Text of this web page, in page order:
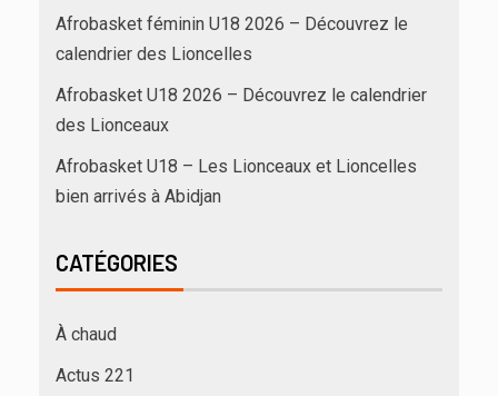
Afrobasket féminin U18 2026 – Découvrez le
calendrier des Lioncelles
Afrobasket U18 2026 – Découvrez le calendrier
des Lionceaux
Afrobasket U18 – Les Lionceaux et Lioncelles
bien arrivés à Abidjan
CATÉGORIES
À chaud
Actus 221